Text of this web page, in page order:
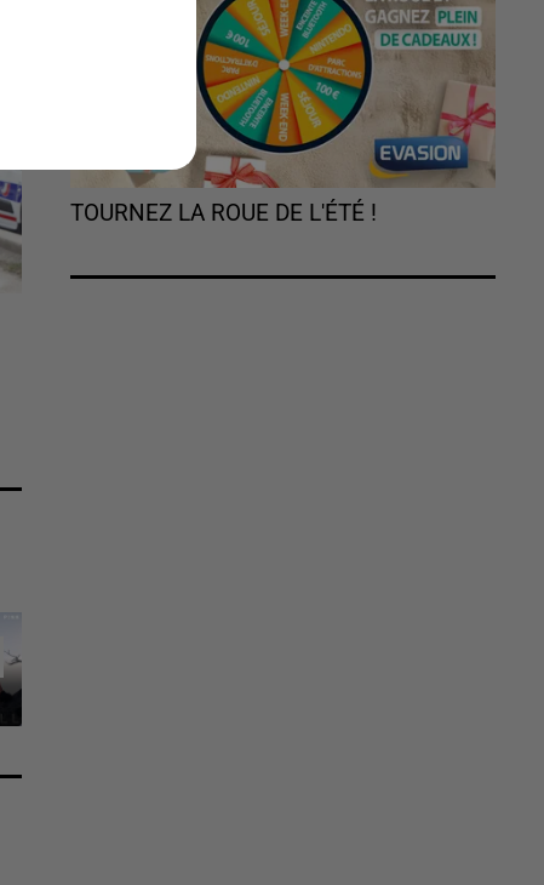
TOURNEZ LA ROUE DE L'ÉTÉ !